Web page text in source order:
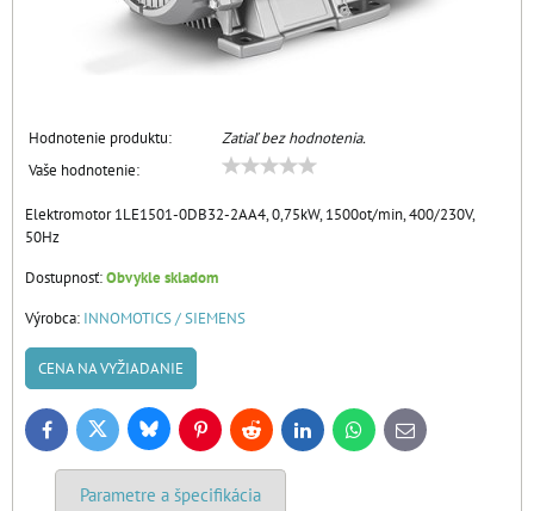
Hodnotenie produktu:
Zatiaľ bez hodnotenia.
Vaše hodnotenie:
Elektromotor 1LE1501-0DB32-2AA4, 0,75kW, 1500ot/min, 400/230V,
50Hz
Dostupnosť:Obvykle skladom
Výrobca: INNOMOTICS / SIEMENS
CENA NA VYŽIADANIE
FacebookTwitter BlueskyPinterestReddit LinkedInWhatsApp
E-
mail
Parametre a špecifikácia